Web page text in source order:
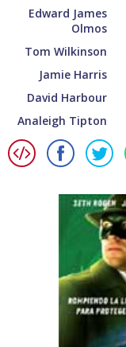
Edward James
Olmos
Tom Wilkinson
Jamie Harris
David Harbour
Analeigh Tipton